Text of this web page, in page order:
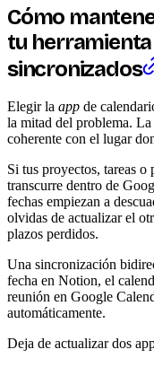
Cómo
tu
sincronizados
Elegir la app de
la mitad del problema.
coherente con el lugar
Si tus proyectos, tareas
transcurre dentro de
fechas empiezan a
olvidas de actualizar el
plazos perdidos.
Una sincronización
fecha en Notion, el
reunión en Google
automáticamente.
Deja de actualizar dos